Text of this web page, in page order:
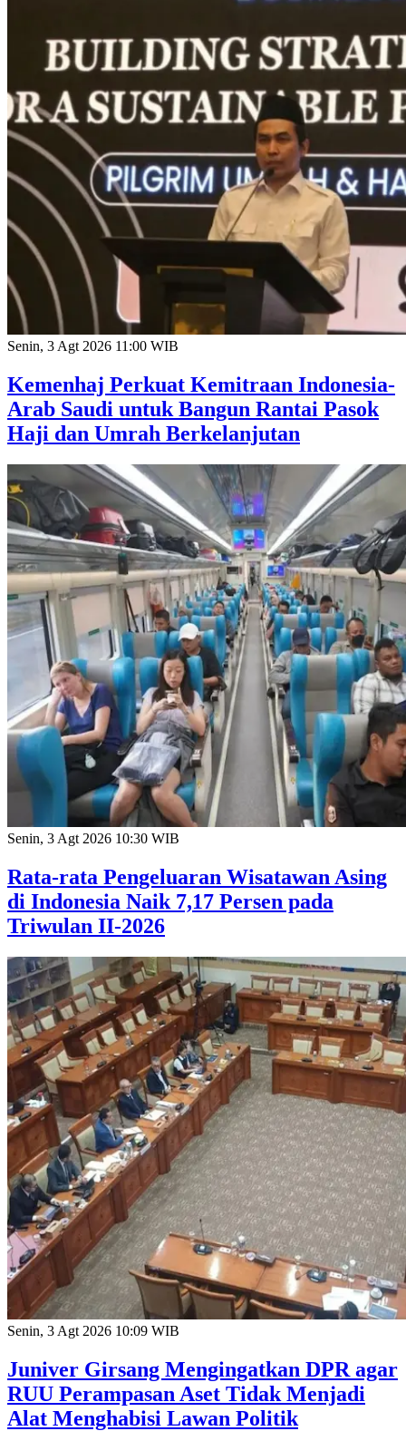
Senin, 3 Agt 2026 11:00 WIB
Kemenhaj Perkuat Kemitraan Indonesia-
Arab Saudi untuk Bangun Rantai Pasok
Haji dan Umrah Berkelanjutan
Senin, 3 Agt 2026 10:30 WIB
Rata-rata Pengeluaran Wisatawan Asing
di Indonesia Naik 7,17 Persen pada
Triwulan II-2026
Senin, 3 Agt 2026 10:09 WIB
Juniver Girsang Mengingatkan DPR agar
RUU Perampasan Aset Tidak Menjadi
Alat Menghabisi Lawan Politik